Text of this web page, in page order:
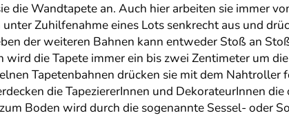
die Wandtapete an. Auch hier arbeiten sie immer
Zuhilfenahme eines Lots senkrecht aus und
der weiteren Bahnen kann entweder Stoß an
die Tapete immer ein bis zwei Zentimeter um
Tapetenbahnen drücken sie mit dem Nahtroller
die TapeziererInnen und DekorateurInnen
Boden wird durch die sogenannte Sessel- oder